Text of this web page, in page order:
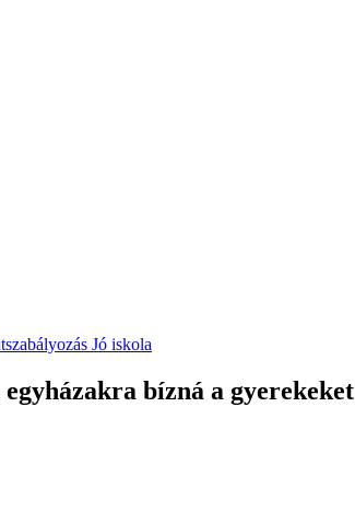
Jó iskola
bízná a gyerekeket